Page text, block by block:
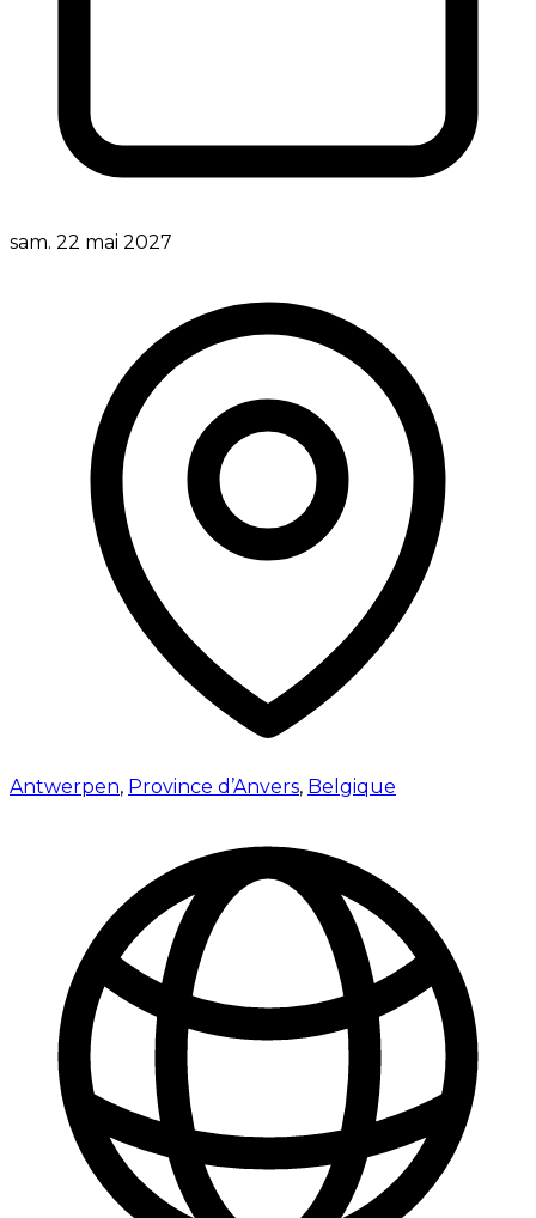
sam. 22 mai 2027
Antwerpen, Province d’Anvers, Belgique